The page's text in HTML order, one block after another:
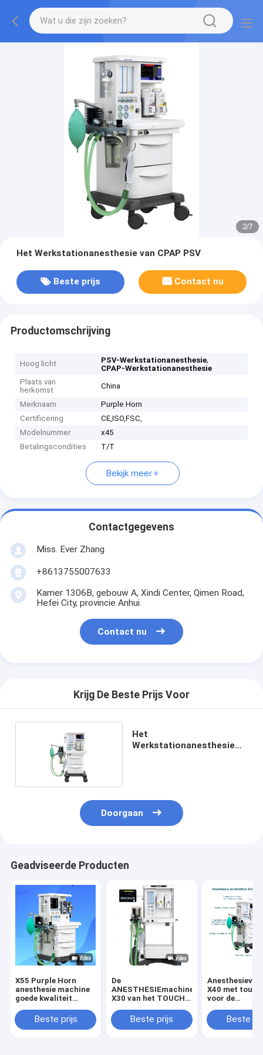
2/7
Het Werkstationanesthesie van CPAP PSV
Beste prijs Contact nu
Productomschrijving
Hoog licht PSV-Werkstationanesthesie,
CPAP-Werkstationanesthesie
Plaats van
herkomst
China
Merknaam
Purple Horn
Certificering
CE,ISO,FSC,
Modelnummer
x45
Betalingscondities
T/T
Bekijk meer
Contactgegevens
Miss. Ever Zhang
+8613755007633
Kamer 1306B, gebouw A, Xindi Center, Qimen Road,
Hefei City, provincie Anhui.
Contact nu
Krijg De Beste Prijs Voor
Het
Werkstationanesthesie
Doorgaan
Geadviseerde Producten
X55 Purple Horn
anesthesie machine
goede kwaliteit
ventilatorBeste prijs
De
ANESTHESIEmachine
X30 van het TOUCH
VETERINAIRE die
GEBRUIK IN CHINA,
Beste prijs
X40 met
voor de
Beste